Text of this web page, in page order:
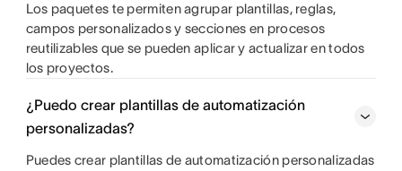
Los paquetes te permiten agrupar plantillas, reglas,
campos personalizados y secciones en procesos
reutilizables que se pueden aplicar y actualizar en todos
los proyectos.
¿Puedo crear plantillas de automatización
personalizadas?
Puedes crear plantillas de automatización personalizadas